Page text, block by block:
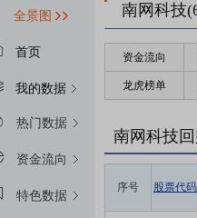
全景图
首页
我的数据
热门数据
资金流向
特色数据
南网科技
资金流向
龙虎榜单
南网科技
序号 股票代码